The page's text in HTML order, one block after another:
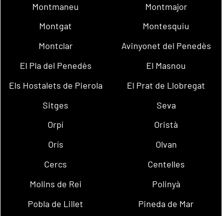
Montmaneu
Montmajor
Montgat
Montesquiu
Montclar
Avinyonet del Penedès
El Pla del Penedès
El Masnou
Els Hostalets de Pierola
El Prat de Llobregat
Sitges
Seva
Orpí
Oristà
Orís
Olvan
Cercs
Centelles
Molins de Rei
Polinyà
Pobla de Lillet
Pineda de Mar